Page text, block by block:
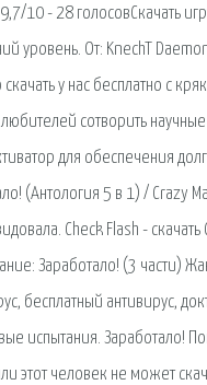
10 - 28 голосовСкачать
уровень. От: KnechT
скачать у нас бесплатно с
сотворить
для обеспечения
(Антология 5 в 1) / Crazy
Check Flash -
Заработало! (3 части)
бесплатный антивирус,
испытания. Заработало!
этот человек не может